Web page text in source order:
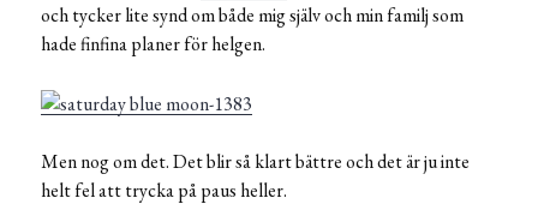
och tycker lite synd om både mig själv och min familj som
hade finfina planer för helgen.
Men nog om det. Det blir så klart bättre och det är ju inte
helt fel att trycka på paus heller.